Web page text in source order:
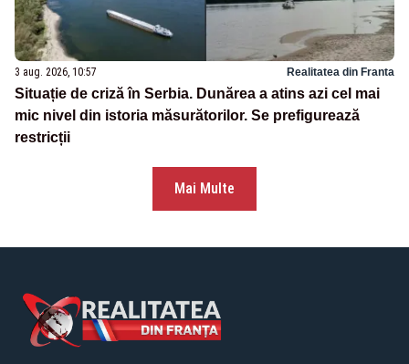
3 aug. 2026, 10:57 Realitatea din Franta
Situație de criză în Serbia. Dunărea a atins azi cel mai
mic nivel din istoria măsurătorilor. Se prefigurează
restricții
Mai Multe